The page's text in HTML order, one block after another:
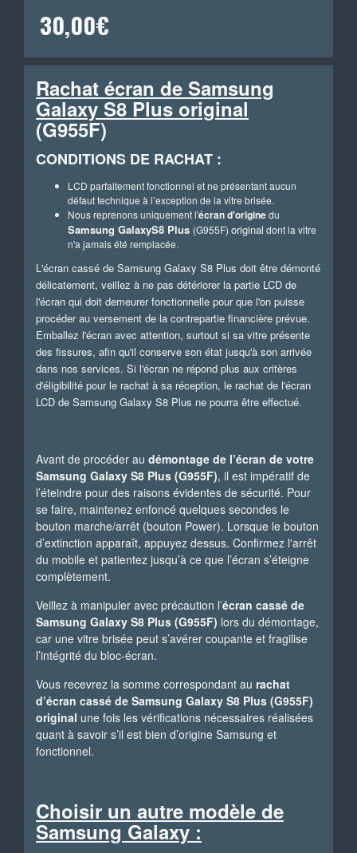
30,00€
Rachat écran de Samsung
Galaxy S8 Plus original
(G955F)
CONDITIONS DE RACHAT :
LCD parfaitement fonctionnel et ne présentant aucun
défaut technique à l’exception de la vitre brisée.
Nous reprenons uniquement l'écran d'originedu
Samsung GalaxyS8 Plus (G955F) original dont la vitre
n'a jamais été remplacée.
L'écran cassé de Samsung Galaxy S8 Plus doit être démonté
délicatement, veillez à ne pas détériorer la partie LCD de
l'écran qui doit demeurer fonctionnelle pour que l'on puisse
procéder au versement de la contrepartie financière prévue.
Emballez l'écran avec attention, surtout si sa vitre présente
des fissures, afin qu'il conserve son état jusqu'à son arrivée
dans nos services. Si l'écran ne répond plus aux critères
d'éligibilité pour le rachat à sa réception, le rachat de l'écran
LCD de Samsung Galaxy S8 Plus ne pourra être effectué.
Avant de procéder au démontage de l’écran de votre
Samsung Galaxy S8 Plus (G955F), il est impératif de
l’éteindre pour des raisons évidentes de sécurité. Pour
se faire, maintenez enfoncé quelques secondes le
bouton marche/arrêt (bouton Power). Lorsque le bouton
d’extinction apparaît, appuyez dessus. Confirmez l'arrêt
du mobile et patientez jusqu’à ce que l’écran s’éteigne
complètement.
Veillez à manipuler avec précaution l’écran cassé de
Samsung Galaxy S8 Plus (G955F) lors du démontage,
car une vitre brisée peut s’avérer coupante et fragilise
l’intégrité du bloc-écran.
Vous recevrez la somme correspondant au rachat
d’écran cassé de Samsung Galaxy S8 Plus (G955F)
original une fois les vérifications nécessaires réalisées
quant à savoir s’il est bien d’origine Samsung et
fonctionnel.
Choisir un autre modèle de
Samsung Galaxy :